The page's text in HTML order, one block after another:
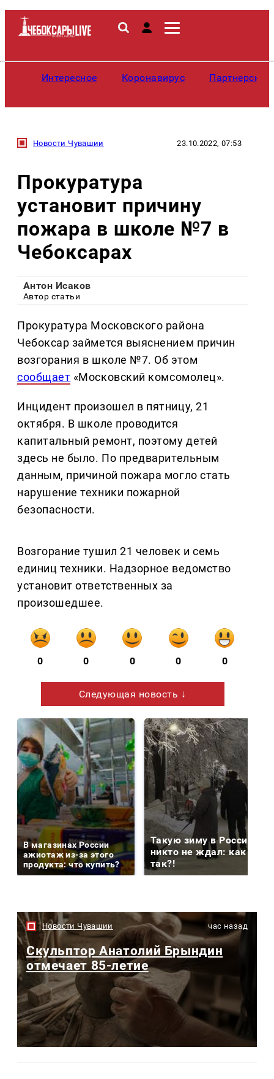
Интересное Коронавирус
Новости Чувашии 23.10.2022, 07:53
Прокуратура
установит причину
пожара в школе №7 в
Чебоксарах
Антон Исаков
Автор статьи
Прокуратура Московского района
Чебоксар займется выяснением причин
возгорания в школе №7. Об этом
сообщает «Московский комсомолец».
Инцидент произошел в пятницу, 21
октября. В школе проводится
капитальный ремонт, поэтому детей
здесь не было. По предварительным
данным, причиной пожара могло стать
нарушение техники пожарной
безопасности.
Возгорание тушил 21 человек и семь
единиц техники. Надзорное ведомство
установит ответственных за
произошедшее.
0 0 0 0 0
Следующая новость ↓
В магазинах России
ажиотаж из-за этого
продукта: что купить?
Такую зиму в России
никто не ждал: как
так?!
Новости Чувашии час назад
Скульптор Анатолий Брындин
отмечает 85-летие